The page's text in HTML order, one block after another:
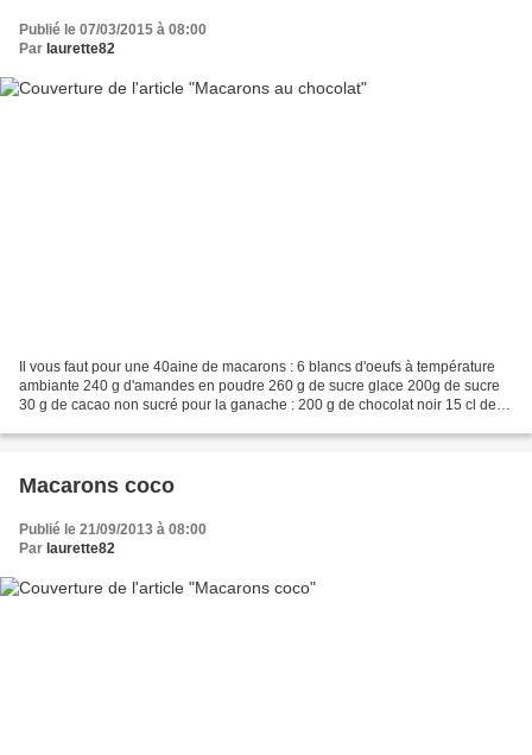
Publié le 07/03/2015 à 08:00
Par laurette82
Il vous faut pour une 40aine de macarons : 6 blancs d'oeufs à température
ambiante 240 g d'amandes en poudre 260 g de sucre glace 200g de sucre
30 g de cacao non sucré pour la ganache : 200 g de chocolat noir 15 cl de
Macarons coco
Publié le 21/09/2013 à 08:00
Par laurette82